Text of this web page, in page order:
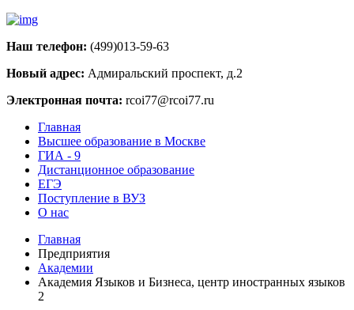
Наш телефон: (499)013-59-63
Новый адрес: Адмиральский проспект, д.2
Электронная почта: rcoi77@rcoi77.ru
Главная
Высшее образование в Москве
ГИА - 9
Дистанционное образование
ЕГЭ
Поступление в ВУЗ
О нас
Главная
Предприятия
Академии
Академия Языков и Бизнеса, центр иностранных языков
2